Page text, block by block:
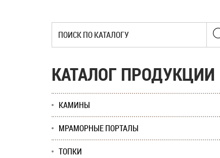
КАТАЛОГ ПРОДУКЦИИ
КАМИНЫ
МРАМОРНЫЕ ПОРТАЛЫ
ТОПКИ